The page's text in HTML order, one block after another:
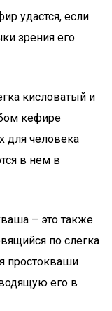
удастся, если
зрения его
кисловатый и
кефире
для человека
в нем в
– это также
по слегка
простокваши
его в